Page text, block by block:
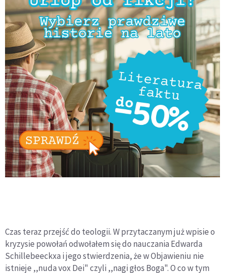
Czas teraz przejść do teologii. W przytaczanym już wpisie o
kryzysie powołań odwołałem się do nauczania Edwarda
Schillebeeckxa i jego stwierdzenia, że w Objawieniu nie
istnieje ,,nuda vox Dei" czyli ,,nagi głos Boga". O co w tym